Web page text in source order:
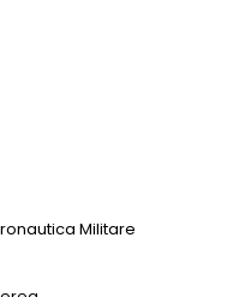
Militare